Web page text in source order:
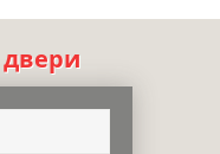
двери